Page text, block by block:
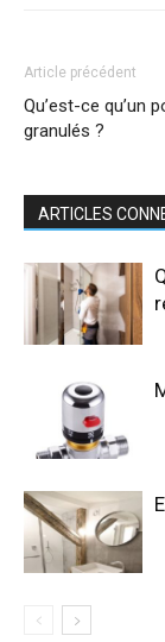
Article précédent
Qu’est-ce qu’un
granulés ?
ARTICLES